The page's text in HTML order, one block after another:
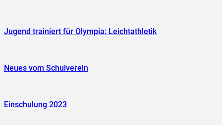
Jugend trainiert für Olympia: Leichtathletik
Neues vom Schulverein
Einschulung 2023